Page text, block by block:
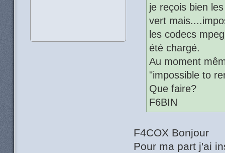
je reçois bien
vert
les codecs
été chargé.
Au moment
"impossible to
Que faire?
F6BIN
F4COX Bonjour
Pour ma part j'ai